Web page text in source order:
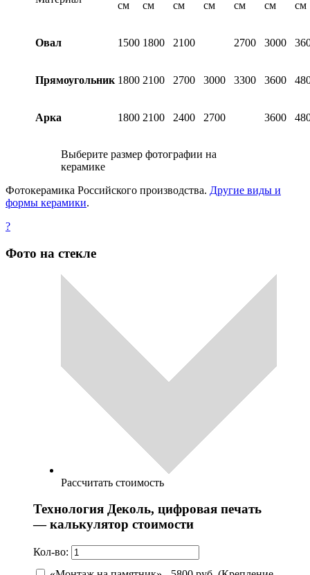
см
см
см
см
см
см
см
Овал 1500 1800 2100 2700 3000
Прямоугольник 1800 2100 2700 3000 3300 3600
Арка 1800 2100 2400 2700 3600
Выберите размер фотографии на
керамике
Фотокерамика Российского производства. Другие виды и
формы керамики.
?
Фото на стекле
Рассчитать стоимость
Технология Деколь, цифровая печать
— калькулятор стоимости
Кол-во: